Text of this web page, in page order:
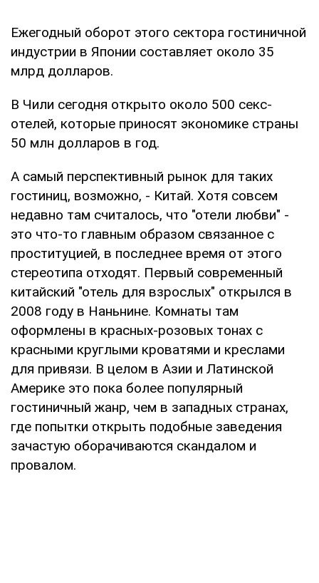
Ежегодный оборот этого сектора гостиничной
индустрии в Японии составляет около 35
млрд долларов.
В Чили сегодня открыто около 500 секс-
отелей, которые приносят экономике страны
50 млн долларов в год.
А самый перспективный рынок для таких
гостиниц, возможно, - Китай. Хотя совсем
недавно там считалось, что "отели любви" -
это что-то главным образом связанное с
проституцией, в последнее время от этого
стереотипа отходят. Первый современный
китайский "отель для взрослых" открылся в
2008 году в Наньнине. Комнаты там
оформлены в красных-розовых тонах с
красными круглыми кроватями и креслами
для привязи. В целом в Азии и Латинской
Америке это пока более популярный
гостиничный жанр, чем в западных странах,
где попытки открыть подобные заведения
зачастую оборачиваются скандалом и
провалом.